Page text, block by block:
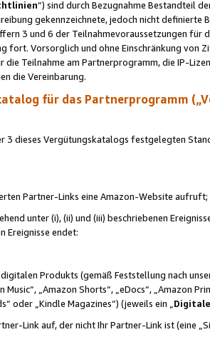
“) sind durch Bezugnahme Bestandteil
gekennzeichnete, jedoch nicht definierte
3 und 6 der Teilnahmevoraussetzungen
fort. Vorsorglich und ohne Einschränkung von
Teilnahme am Partnerprogramm, die IP-
die Vereinbarung.
für das Partnerprogramm
3 dieses Vergütungskatalogs festgelegten
Partner-Links eine Amazon-Website aufruft;
unter (i), (ii) und (iii) beschriebenen
Ereignisse endet:
Produkts (gemäß Feststellung nach
„Amazon Shorts“, „eDocs“, „Amazon
oder „Kindle Magazines“) (jeweils ein „
Link auf, der nicht Ihr Partner-Link ist (eine